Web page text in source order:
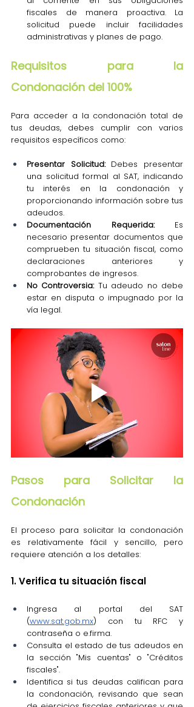
fiscales de manera proactiva. La
solicitud puede incluir facilidades
administrativas y planes de pago.
Requisitos para la
Condonación del 100%
Para acceder a la condonación total de
tus deudas, debes cumplir con varios
requisitos específicos como:
Presentar Solicitud: Debes presentar
una solicitud formal al SAT, indicando
tu interés en la condonación y
proporcionando información sobre tus
adeudos.
Documentación Requerida: Es
necesario presentar documentos que
comprueben tu situación fiscal, como
declaraciones anteriores y
comprobantes de ingresos.
No Controversia: Tu adeudo no debe
estar en disputa o impugnado por la
vía legal.
Pasos para Solicitar la
Condonación
El proceso para solicitar la condonación
es relativamente fácil y sencillo, pero
requiere atención a los detalles:
1. Verifica tu situación fiscal
Ingresa al portal del SAT
(www.sat.gob.mx) con tu RFC y
contraseña o e.firma.
Consulta el estado de tus adeudos en
la sección "Mis cuentas" o "Créditos
fiscales".
Identifica si tus deudas califican para
la condonación, revisando que sean